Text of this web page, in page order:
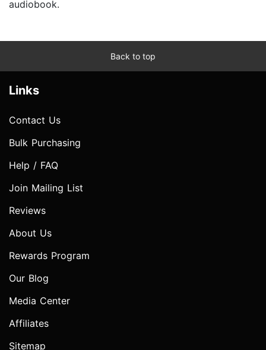
audiobook.
Back to top
Links
Contact Us
Bulk Purchasing
Help / FAQ
Join Mailing List
Reviews
About Us
Rewards Program
Our Blog
Media Center
Affiliates
Sitemap